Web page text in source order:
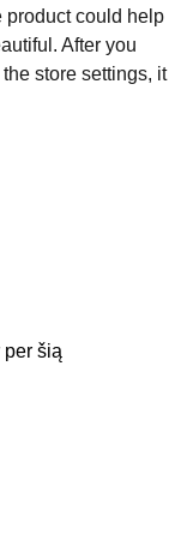
product could help
After you
store settings, it
šią